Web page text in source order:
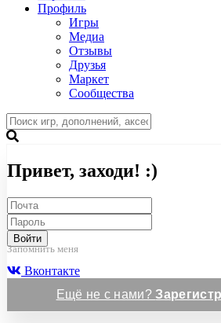
Профиль
Игры
Медиа
Отзывы
Друзья
Маркет
Сообщества
Привет, заходи! :)
Войти
Запомнить меня
Вконтакте
Ещё не с нами?